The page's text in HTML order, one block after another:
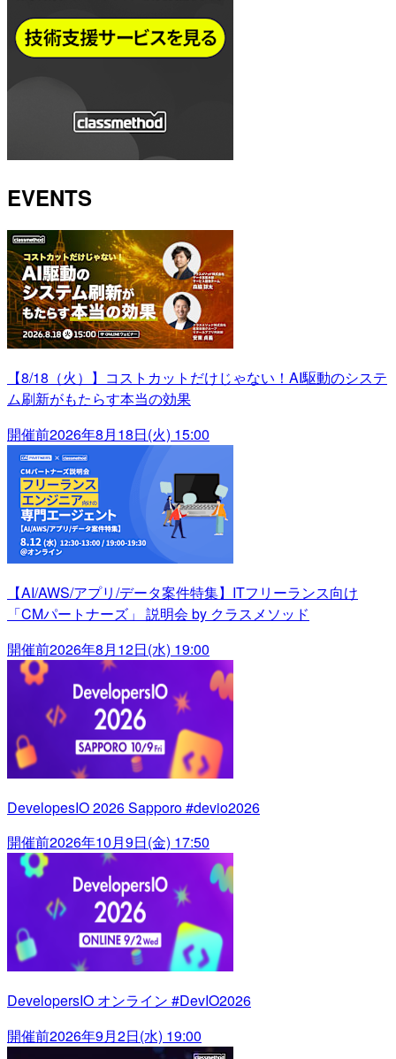
EVENTS
【8/18（火）】コストカットだけじゃない！AI駆動のシステ
ム刷新がもたらす本当の効果
開催前2026年8月18日(火) 15:00
【AI/AWS/アプリ/データ案件特集】ITフリーランス向け
「CMパートナーズ」 説明会 by クラスメソッド
開催前2026年8月12日(水) 19:00
DevelopesIO 2026 Sapporo #devio2026
開催前2026年10月9日(金) 17:50
DevelopersIO オンライン #DevIO2026
開催前2026年9月2日(水) 19:00